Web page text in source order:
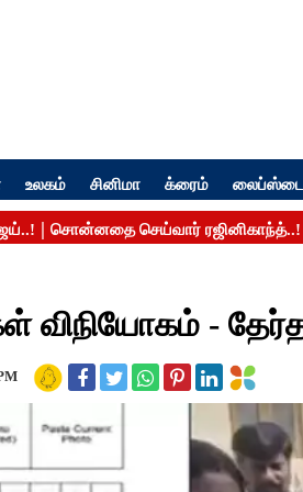
உலகம் சினிமா க்ரைம்
விநியோகம் -